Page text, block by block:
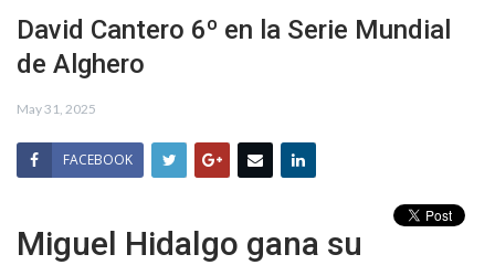
David Cantero 6º en la Serie Mundial
de Alghero
May 31, 2025
FACEBOOK
Miguel Hidalgo gana su